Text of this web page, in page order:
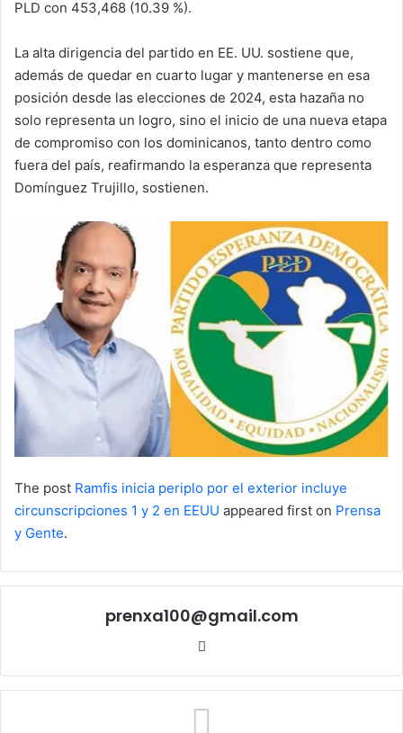
PLD con 453,468 (10.39 %).
La alta dirigencia del partido en EE. UU. sostiene que,
además de quedar en cuarto lugar y mantenerse en esa
posición desde las elecciones de 2024, esta hazaña no
solo representa un logro, sino el inicio de una nueva etapa
de compromiso con los dominicanos, tanto dentro como
fuera del país, reafirmando la esperanza que representa
Domínguez Trujillo, sostienen.
The post Ramfis inicia periplo por el exterior incluye
circunscripciones 1 y 2 en EEUU appeared first on Prensa
y Gente.
prenxa100@gmail.com